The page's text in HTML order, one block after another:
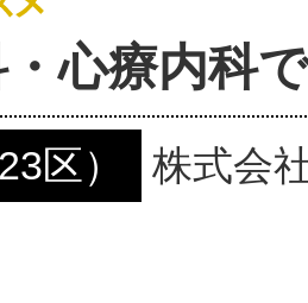
心療内科
区）
株式会